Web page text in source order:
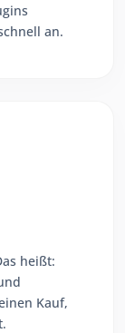
an.
heißt:
Kauf,